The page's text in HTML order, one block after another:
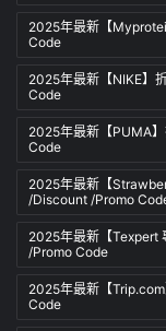
2025年最新【
Code
2025年最新【NIKE】
Code
2025年最新【PUMA
Code
2025年最新【
/Discount /Promo
2025年最新【Texpert
/Promo Code
2025年最新【
Code